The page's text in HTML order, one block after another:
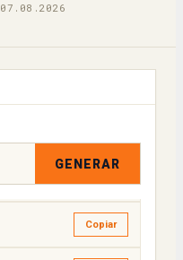
07.08.2026
GENERAR
Copiar